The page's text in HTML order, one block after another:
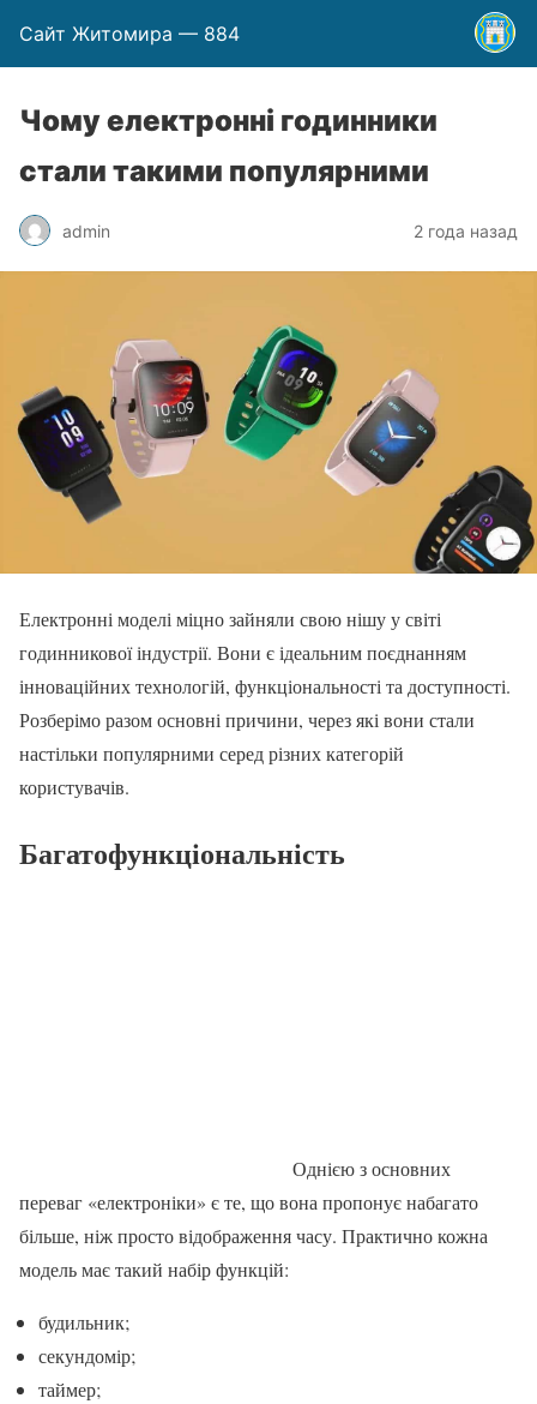
Сайт Житомира — 884
Чому електронні годинники
стали такими популярними
admin 2 года назад
Електронні моделі міцно зайняли свою нішу у світі
годинникової індустрії. Вони є ідеальним поєднанням
інноваційних технологій, функціональності та доступності.
Розберімо разом основні причини, через які вони стали
настільки популярними серед різних категорій
користувачів.
Багатофункціональність
Однією з основних
переваг «електроніки» є те, що вона пропонує набагато
більше, ніж просто відображення часу. Практично кожна
модель має такий набір функцій:
будильник;
секундомір;
таймер;